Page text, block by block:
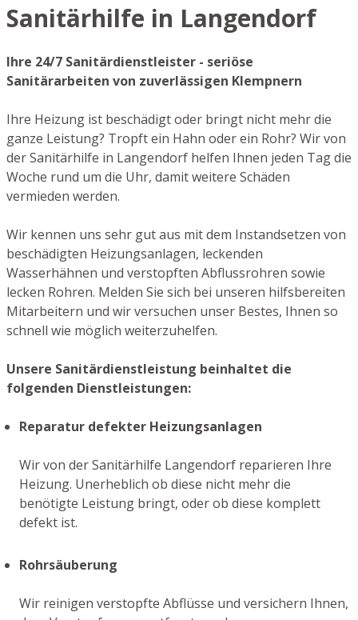
Sanitärhilfe in Langendorf
Ihre 24/7 Sanitärdienstleister - seriöse
Sanitärarbeiten von zuverlässigen Klempnern
Ihre Heizung ist beschädigt oder bringt nicht mehr die
ganze Leistung? Tropft ein Hahn oder ein Rohr? Wir von
der Sanitärhilfe in Langendorf helfen Ihnen jeden Tag die
Woche rund um die Uhr, damit weitere Schäden
vermieden werden.
Wir kennen uns sehr gut aus mit dem Instandsetzen von
beschädigten Heizungsanlagen, leckenden
Wasserhähnen und verstopften Abflussrohren sowie
lecken Rohren. Melden Sie sich bei unseren hilfsbereiten
Mitarbeitern und wir versuchen unser Bestes, Ihnen so
schnell wie möglich weiterzuhelfen.
Unsere Sanitärdienstleistung beinhaltet die
folgenden Dienstleistungen:
Reparatur defekter Heizungsanlagen
Wir von der Sanitärhilfe Langendorf reparieren Ihre
Heizung. Unerheblich ob diese nicht mehr die
benötigte Leistung bringt, oder ob diese komplett
defekt ist.
Rohrsäuberung
Wir reinigen verstopfte Abflüsse und versichern Ihnen,